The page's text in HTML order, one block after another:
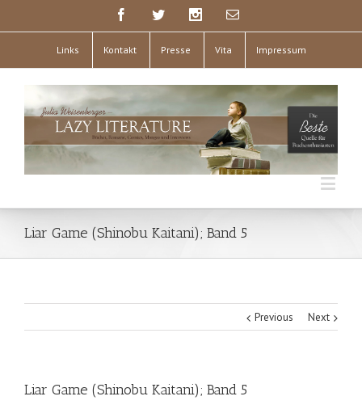
Links Kontakt Presse Vita Impressum
Liar Game (Shinobu Kaitani); Band 5
Previous Next
Liar Game (Shinobu Kaitani); Band 5